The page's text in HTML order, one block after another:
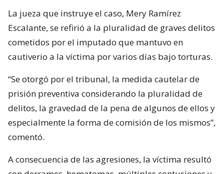
La jueza que instruye el caso, Mery Ramírez
Escalante, se refirió a la pluralidad de graves delitos
cometidos por el imputado que mantuvo en
cautiverio a la víctima por varios días bajo torturas.
“Se otorgó por el tribunal, la medida cautelar de
prisión preventiva considerando la pluralidad de
delitos, la gravedad de la pena de algunos de ellos y
especialmente la forma de comisión de los mismos”,
comentó.
A consecuencia de las agresiones, la víctima resultó